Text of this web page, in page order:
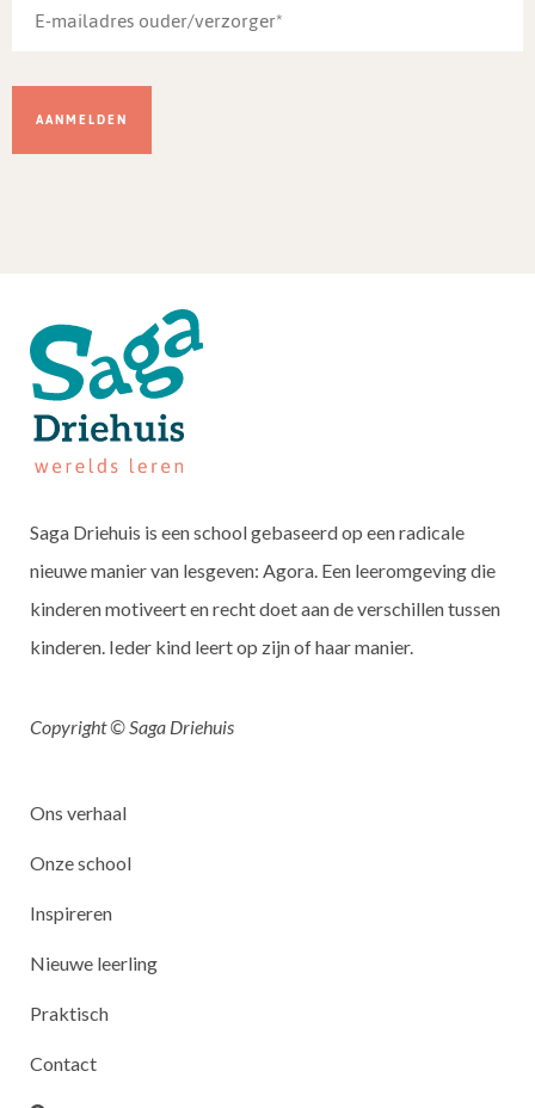
veld
niet
Saga Driehuis is een school gebaseerd op een radicale
nieuwe manier van lesgeven: Agora. Een leeromgeving die
kinderen motiveert en recht doet aan de verschillen tussen
kinderen. Ieder kind leert op zijn of haar manier.
Copyright © Saga Driehuis
Ons verhaal
Onze school
Inspireren
Nieuwe leerling
Praktisch
Contact